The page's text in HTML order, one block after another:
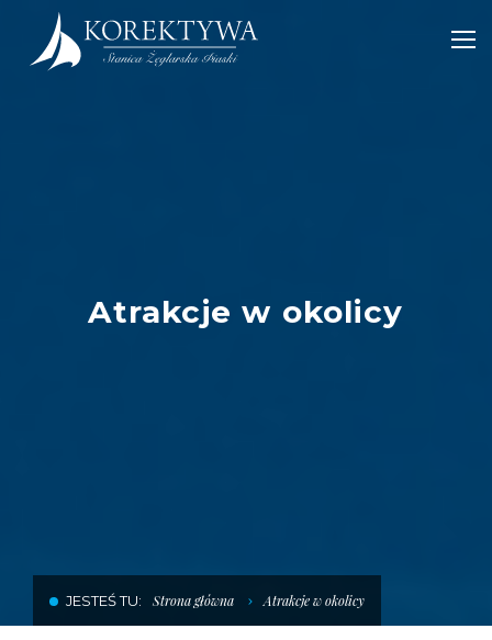
DLA REZYDENTÓW
USŁUGI SZKUTNICZE
Atrakcje w okolicy
JESTEŚ TU: Strona główna Atrakcje w okolicy